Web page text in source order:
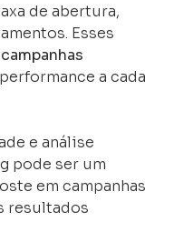
de abertura,
Esses
campanhas
a cada
e análise
pode ser um
em campanhas
resultados